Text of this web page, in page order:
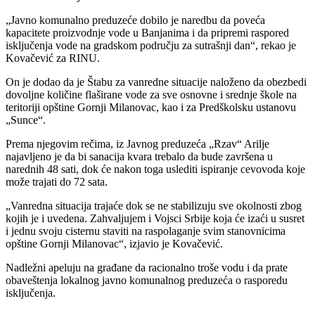
„Javno komunalno preduzeće dobilo je naredbu da poveća
kapacitete proizvodnje vode u Banjanima i da pripremi raspored
isključenja vode na gradskom području za sutrašnji dan“, rekao je
Kovačević za RINU.
On je dodao da je Štabu za vanredne situacije naloženo da obezbedi
dovoljne količine flaširane vode za sve osnovne i srednje škole na
teritoriji opštine Gornji Milanovac, kao i za Predškolsku ustanovu
„Sunce“.
Prema njegovim rečima, iz Javnog preduzeća „Rzav“ Arilje
najavljeno je da bi sanacija kvara trebalo da bude završena u
narednih 48 sati, dok će nakon toga uslediti ispiranje cevovoda koje
može trajati do 72 sata.
„Vanredna situacija trajaće dok se ne stabilizuju sve okolnosti zbog
kojih je i uvedena. Zahvaljujem i Vojsci Srbije koja će izaći u susret
i jednu svoju cisternu staviti na raspolaganje svim stanovnicima
opštine Gornji Milanovac“, izjavio je Kovačević.
Nadležni apeluju na građane da racionalno troše vodu i da prate
obaveštenja lokalnog javno komunalnog preduzeća o rasporedu
isključenja.